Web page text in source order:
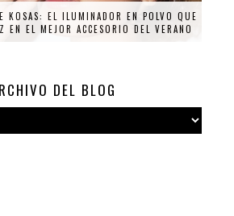
KOSAS: EL ILUMINADOR EN POLVO QUE
EN EL MEJOR ACCESORIO DEL VERANO
DEL BLOG